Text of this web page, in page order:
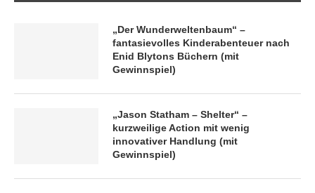
„Der Wunderweltenbaum“ –
fantasievolles Kinderabenteuer nach
Enid Blytons Büchern (mit
Gewinnspiel)
„Jason Statham – Shelter“ –
kurzweilige Action mit wenig
innovativer Handlung (mit
Gewinnspiel)